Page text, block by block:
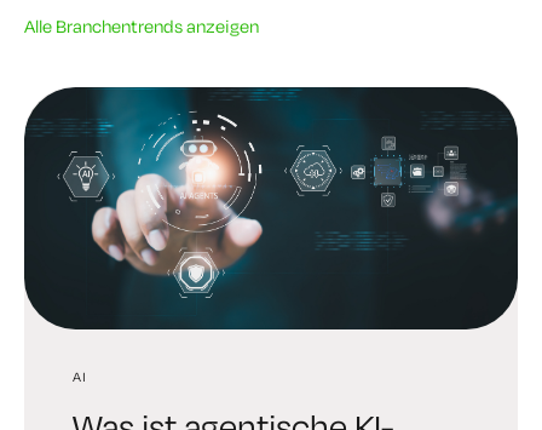
Alle Branchentrends anzeigen
AI
AI
TRENDS IN DER INDUSTRIE